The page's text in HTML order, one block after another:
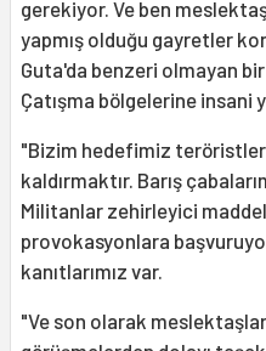
gerekiyor. Ve ben
yapmış olduğu gayretler
Guta'da benzeri olmayan
Çatışma bölgelerine insani
"Bizim hedefimiz
kaldırmaktır. Barış
Militanlar zehirleyici
provokasyonlara
kanıtlarımız var.
"Ve son olarak